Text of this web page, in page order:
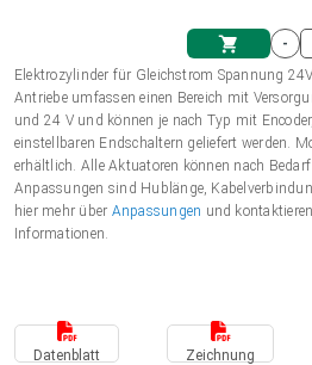
Einkaufswagen
Polski (EUR)
Norsk (NOK)
Suomi (EUR)
-
Elektrozylinder für Gleichstrom Spannung
Antriebe umfassen einen Bereich mit
und 24 V und können je nach Typ mit
einstellbaren Endschaltern geliefert werden.
erhältlich. Alle Aktuatoren können nach
Anpassungen sind Hublänge,
hier mehr über Anpassungen und
Informationen.
Datenblatt Zeichnung